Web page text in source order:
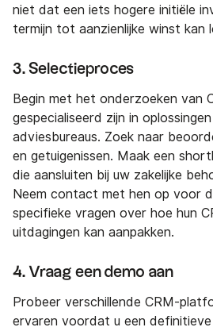
niet dat een iets hogere initiële
termijn tot aanzienlijke winst kan
3. Selectieproces
Begin met het onderzoeken van
gespecialiseerd zijn in
adviesbureaus. Zoek naar
en getuigenissen. Maak een
die aansluiten bij uw zakelijke
Neem contact met hen op voor
specifieke vragen over hoe hun
uitdagingen kan aanpakken.
4. Vraag een demo aan
Probeer verschillende CRM-
ervaren voordat u een definitieve